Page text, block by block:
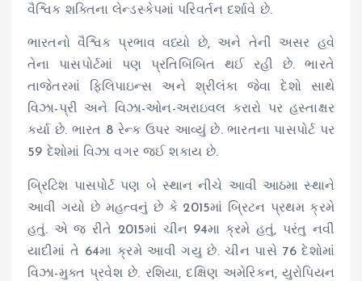
વૈશ્વિક શક્તિના લેન્ડસ્કેપમાં પરિવર્તન દર્શાવે છે.
ભારતનો વૈશ્વિક પ્રભાવ વધ્યો છે, અને તેની અસર હવે
તેના પાસપોર્ટમાં પણ પ્રતિબિંબિત થઈ રહી છે. ભારતે
તાજેતરમાં ફિલિપાઇન્સ અને શ્રીલંકા જેવા દેશો સાથે
વિઝા-પ્રી અને વિઝા-ઓન-અરાઇવલ કરારો પર હસ્તાક્ષર
કર્યા છે. ભારત 8 રેન્ક ઉપર આવ્યું છે. ભારતના પાસપોર્ટ પર
59 દેશોમાં વિઝા વગર જઈ શકાય છે.
બ્રિટિશ પાસપોર્ટ પણ બે સ્થાન નીચે આવી આઠમા સ્થાને
આવી ગયો છે મહત્વનું છે કે 2015માં બ્રિટન પ્રથમ ક્રમે
હતું. એ જ રીતે 2015માં ચીન 94મા ક્રમે હતું, પરંતુ નવી
યાદીમાં તે 64મા ક્રમે આવી ગયુ છે. ચીન પાસે 76 દેશોમાં
વિઝા-મુક્ત પ્રવેશ છે. રશિયા, દક્ષિણ અમેરિકન, યુરોપિયન